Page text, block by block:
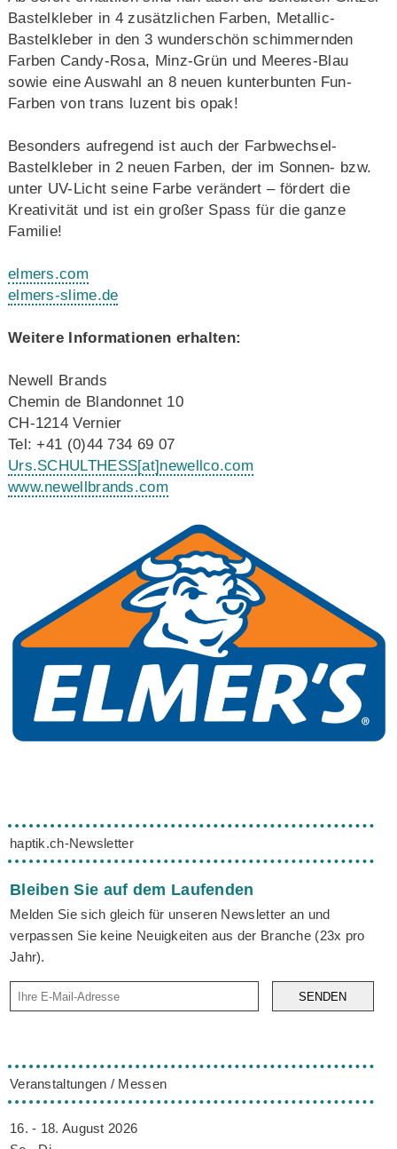
Bastelkleber in 4 zusätzlichen Farben, Metallic-
Bastelkleber in den 3 wunderschön schimmernden
Farben Candy-Rosa, Minz-Grün und Meeres-Blau
sowie eine Auswahl an 8 neuen kunterbunten Fun-
Farben von trans luzent bis opak!
Besonders aufregend ist auch der Farbwechsel-
Bastelkleber in 2 neuen Farben, der im Sonnen- bzw.
unter UV-Licht seine Farbe verändert – fördert die
Kreativität und ist ein großer Spass für die ganze
Familie!
elmers.com
elmers-slime.de
Weitere Informationen erhalten:
Newell Brands
Chemin de Blandonnet 10
CH-1214 Vernier
Tel: +41 (0)44 734 69 07
Urs.SCHULTHESS[at]newellco.com
www.newellbrands.com
haptik.ch-Newsletter
Bleiben Sie auf dem Laufenden
Melden Sie sich gleich für unseren Newsletter an und
verpassen Sie keine Neuigkeiten aus der Branche (23x pro
Jahr).
SENDEN
Veranstaltungen / Messen
16. - 18. August 2026